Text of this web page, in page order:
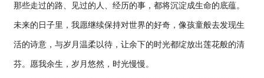
那些走过的路、见过的人、经历的事，都将沉淀成生命的底蕴。
未来的日子里，我愿继续保持对世界的好奇，像孩童般去发现生
活的诗意，与岁月温柔以待，让余下的时光都绽放出莲花般的清
芬。愿我余生，岁月悠然，时光慢慢。